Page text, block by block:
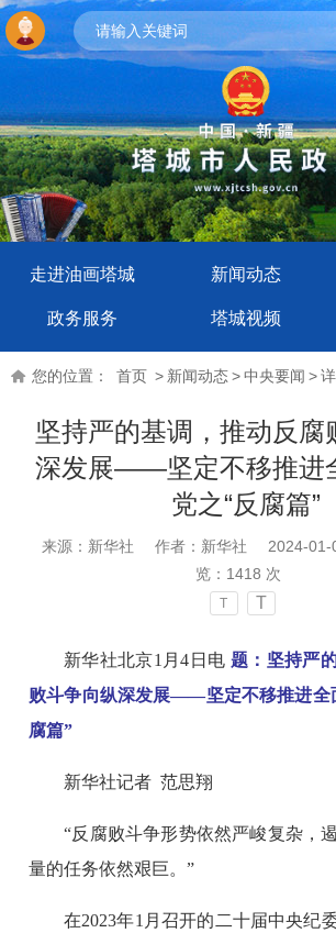
走进油画塔城 新闻动态
政务服务 塔城视频
您的位置： 首页 > 新闻动态>中央要闻 >
坚持严的基调，推动反腐
深发展——坚定不移推进
党之“反腐篇”
来源：新华社 作者：新华社 2024-01-
览： 1418 次
T T
新华社北京1月4日电 题：坚持严
败斗争向纵深发展——坚定不移推进全
腐篇”
新华社记者 范思翔
“反腐败斗争形势依然严峻复杂，
量的任务依然艰巨。”
在2023年1月召开的二十届中央纪